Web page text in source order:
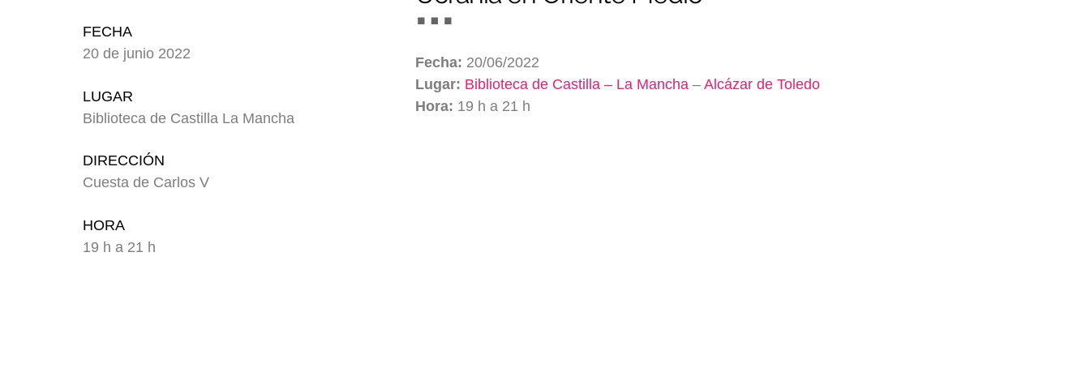
FECHA
20 de junio 2022
LUGAR
Biblioteca de Castilla La Mancha
DIRECCIÓN
Cuesta de Carlos V
HORA
19 h a 21 h
Fecha: 20/06/2022
Lugar: Biblioteca de Castilla – La Mancha –Alcázar de Toledo
Hora: 19 h a 21 h